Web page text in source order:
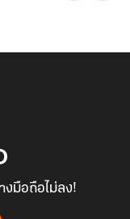
มือถือไม่ลง!